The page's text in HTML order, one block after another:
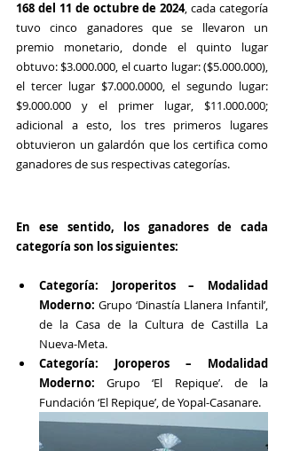
168 del 11 de octubre de 2024, cada categoría
tuvo cinco ganadores que se llevaron un
premio monetario, donde el quinto lugar
obtuvo: $3.000.000, el cuarto lugar: ($5.000.000),
el tercer lugar $7.000.0000, el segundo lugar:
$9.000.000 y el primer lugar, $11.000.000;
adicional a esto, los tres primeros lugares
obtuvieron un galardón que los certifica como
ganadores de sus respectivas categorías.
En ese sentido, los ganadores de cada
categoría son los siguientes:
Categoría: Joroperitos – Modalidad
Moderno: Grupo ‘Dinastía Llanera Infantil’,
de la Casa de la Cultura de Castilla La
Nueva-Meta.
Categoría: Joroperos – Modalidad
Moderno: Grupo ‘El Repique’. de la
Fundación ‘El Repique’, de Yopal-Casanare.